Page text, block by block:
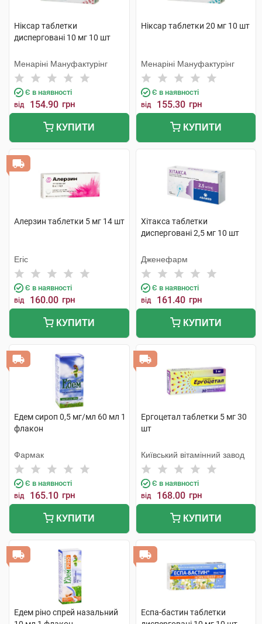
Ніксар таблетки
дисперговані 10 мг 10 шт
Менаріні Мануфактурінг
Є в наявності
від 154.90 грн
КУПИТИ
Ніксар таблетки 20 мг 10 шт
Менаріні Мануфактурінг
Є в наявності
від 155.30 грн
КУПИТИ
Алерзин таблетки 5 мг 14 шт
Егіс
Є в наявності
від 160.00 грн
КУПИТИ
Хітакса таблетки
дисперговані 2,5 мг 10 шт
Дженефарм
Є в наявності
від 161.40 грн
КУПИТИ
Едем сироп 0,5 мг/мл 60 мл 1
флакон
Фармак
Є в наявності
від 165.10 грн
КУПИТИ
Ергоцетал таблетки 5 мг 30
шт
Київський вітамінний завод
Є в наявності
від 168.00 грн
КУПИТИ
Едем ріно спрей назальний
Еспа-бастин таблетки